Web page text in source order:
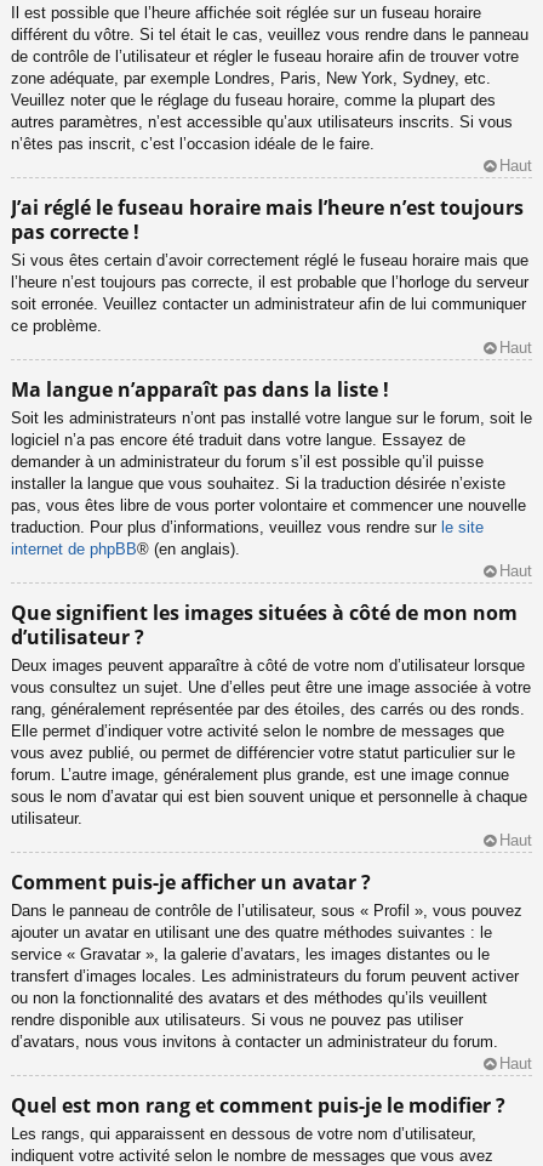
Il est possible que l’heure affichée soit réglée sur un fuseau horaire
différent du vôtre. Si tel était le cas, veuillez vous rendre dans le panneau
de contrôle de l’utilisateur et régler le fuseau horaire afin de trouver votre
zone adéquate, par exemple Londres, Paris, New York, Sydney, etc.
Veuillez noter que le réglage du fuseau horaire, comme la plupart des
autres paramètres, n’est accessible qu’aux utilisateurs inscrits. Si vous
n’êtes pas inscrit, c’est l’occasion idéale de le faire.
Haut
J’ai réglé le fuseau horaire mais l’heure n’est toujours
pas correcte !
Si vous êtes certain d’avoir correctement réglé le fuseau horaire mais que
l’heure n’est toujours pas correcte, il est probable que l’horloge du serveur
soit erronée. Veuillez contacter un administrateur afin de lui communiquer
ce problème.
Haut
Ma langue n’apparaît pas dans la liste !
Soit les administrateurs n’ont pas installé votre langue sur le forum, soit le
logiciel n’a pas encore été traduit dans votre langue. Essayez de
demander à un administrateur du forum s’il est possible qu’il puisse
installer la langue que vous souhaitez. Si la traduction désirée n’existe
pas, vous êtes libre de vous porter volontaire et commencer une nouvelle
traduction. Pour plus d’informations, veuillez vous rendre sur le site
internet de phpBB® (en anglais).
Haut
Que signifient les images situées à côté de mon nom
d’utilisateur ?
Deux images peuvent apparaître à côté de votre nom d’utilisateur lorsque
vous consultez un sujet. Une d’elles peut être une image associée à votre
rang, généralement représentée par des étoiles, des carrés ou des ronds.
Elle permet d’indiquer votre activité selon le nombre de messages que
vous avez publié, ou permet de différencier votre statut particulier sur le
forum. L’autre image, généralement plus grande, est une image connue
sous le nom d’avatar qui est bien souvent unique et personnelle à chaque
utilisateur.
Haut
Comment puis-je afficher un avatar ?
Dans le panneau de contrôle de l’utilisateur, sous « Profil », vous pouvez
ajouter un avatar en utilisant une des quatre méthodes suivantes : le
service « Gravatar », la galerie d’avatars, les images distantes ou le
transfert d’images locales. Les administrateurs du forum peuvent activer
ou non la fonctionnalité des avatars et des méthodes qu’ils veuillent
rendre disponible aux utilisateurs. Si vous ne pouvez pas utiliser
d’avatars, nous vous invitons à contacter un administrateur du forum.
Haut
Quel est mon rang et comment puis-je le modifier ?
Les rangs, qui apparaissent en dessous de votre nom d’utilisateur,
indiquent votre activité selon le nombre de messages que vous avez